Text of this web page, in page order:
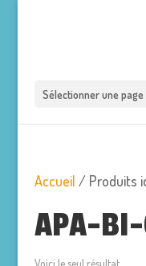
Sélectionner une page
Accueil / Produits
APA-
Voici le seul résultat